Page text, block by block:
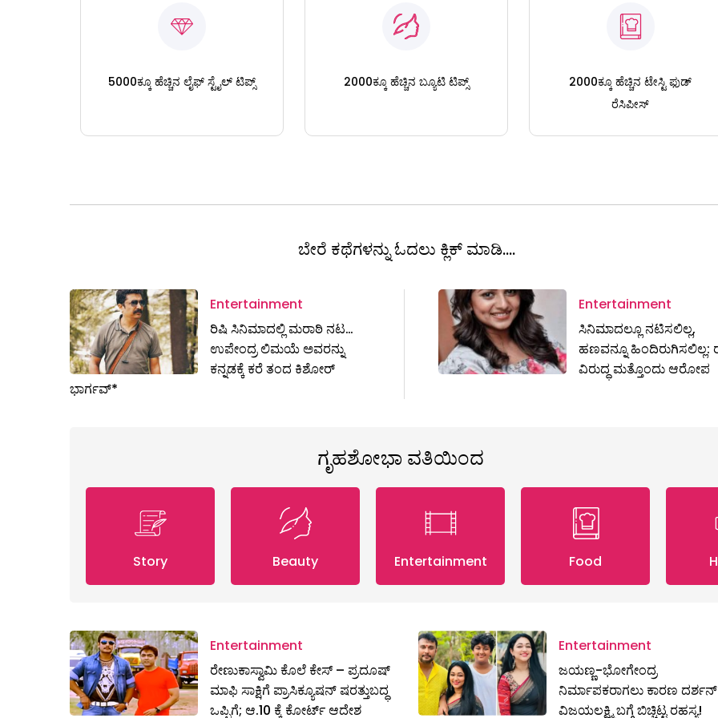
5000ಕ್ಕೂ ಹೆಚ್ಚಿನ ಲೈಫ್ ಸ್ಟೈಲ್ ಟಿಪ್ಸ್ 2000ಕ್ಕೂ ಹೆಚ್ಚಿನ ಬ್ಯೂಟಿ ಟಿಪ್ಸ್
2000ಕ್ಕೂ ಹೆಚ್ಚಿನ ಟೇಸ್ಟಿ ಫುಡ್
ರೆಸಿಪೀಸ್
ಬೇರೆ ಕಥೆಗಳನ್ನು ಓದಲು ಕ್ಲಿಕ್ ಮಾಡಿ....
Entertainment
ರಿಷಿ‌ ಸಿನಿಮಾದಲ್ಲಿ ಮರಾಠಿ ನಟ…
ಉಪೇಂದ್ರ ಲಿಮಯೆ ಅವರನ್ನು
ಕನ್ನಡಕ್ಕೆ ಕರೆ ತಂದ ಕಿಶೋರ್
ಭಾರ್ಗವ್*
Entertainment
ಸಿನಿಮಾದಲ್ಲೂ ನಟಿಸಲಿಲ್ಲ,
ಹಣವನ್ನೂ ಹಿಂದಿರುಗಿಸಲಿಲ್ಲ:
ವಿರುದ್ಧ ಮತ್ತೊಂದು ಆರೋಪ
ಗೃಹಶೋಭಾ ವತಿಯಿಂದ
Story Beauty Entertainment Food
Entertainment
ರೇಣುಕಾಸ್ವಾಮಿ ಕೊಲೆ ಕೇಸ್‌ – ಪ್ರದೂಷ್‌
ಮಾಫಿ ಸಾಕ್ಷಿಗೆ ಪ್ರಾಸಿಕ್ಯೂಷನ್ ಷರತ್ತುಬದ್ಧ
ಒಪ್ಪಿಗೆ; ಆ.10 ಕ್ಕೆ ಕೋರ್ಟ್ ಆದೇಶ
Entertainment
ಜಯಣ್ಣ-ಭೋಗೇಂದ್ರ
ನಿರ್ಮಾಪಕರಾಗಲು ಕಾರಣ ದರ್ಶನ್
ವಿಜಯಲಕ್ಷ್ಮಿ ಬಗ್ಗೆ ಬಿಚ್ಚಿಟ್ಟ ರಹಸ್ಯ!